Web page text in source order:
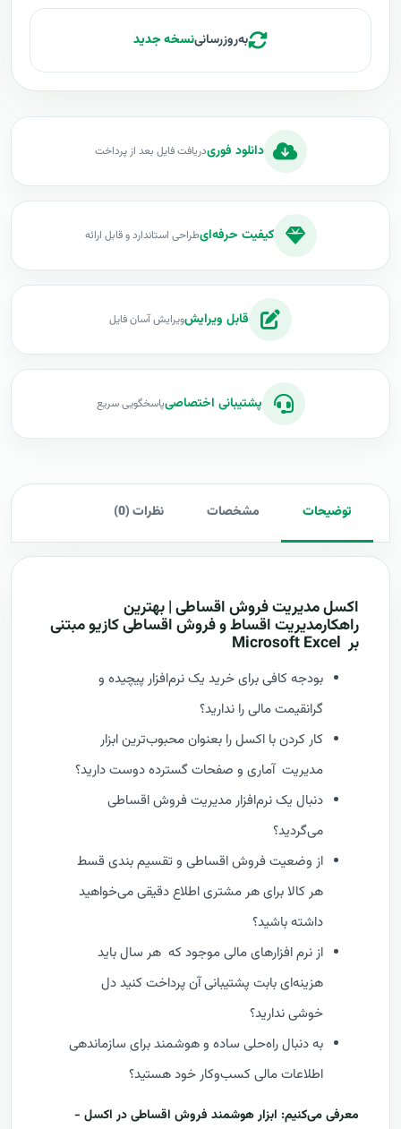
به‌روزرسانینسخه جدید
دانلود فوریدریافت فایل بعد از پرداخت
کیفیت حرفه‌ایطراحی استاندارد و قابل ارائه
قابل ویرایشویرایش آسان فایل
پشتیبانی اختصاصیپاسخگویی سریع
توضیحات مشخصات نظرات (0)
اکسل مدیریت فروش اقساطی | بهترین
راهکارمدیریت اقساط و فروش اقساطیکازیو مبتنی
بر MicrosoftExcel
بودجه کافی برای خرید یک نرم‌افزار پیچیده و
گرانقیمت مالی را ندارید؟
کار کردن با اکسل را بعنوان محبوب‌ترین ابزار
مدیریت آماری و صفحات گسترده دوست دارید؟
دنبال یک نرم‌افزار مدیریت فروش اقساطی
می‌گردید؟
از وضعیت فروش اقساطی و تقسیم بندی قسط
هر کالا برای هر مشتری اطلاع دقیقی می‌خواهید
داشته باشید؟
از نرم افزارهای مالی موجود که هر سال باید
هزینه‌ای بابت پشتیبانی آن پرداخت کنید دل
خوشی ندارید؟
به دنبال راه‌حلی ساده و هوشمند برای سازماندهی
اطلاعات مالی کسب‌وکار خود هستید؟
معرفی می‌کنیم: ابزار هوشمند فروش اقساطی در اکسل -